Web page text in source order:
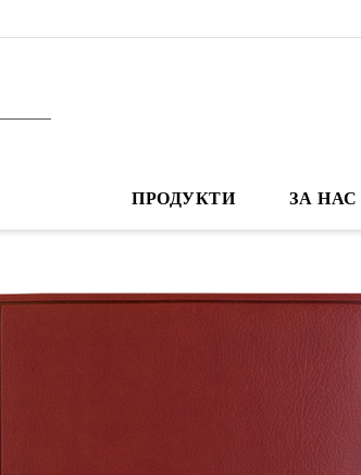
ПРОДУКТИ ЗА НАС